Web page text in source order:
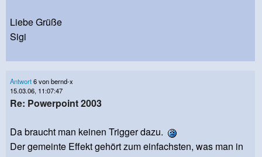
Liebe Grüße
Sigi
Antwort6 von bernd-x
15.03.06, 11:07:47
Re: Powerpoint 2003
Da braucht man keinen Trigger dazu.
Der gemeinte Effekt gehört zum einfachsten, was man in